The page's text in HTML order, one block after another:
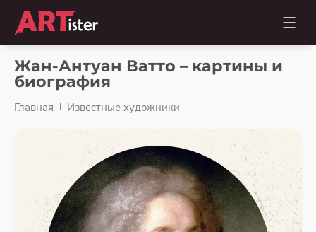
Жан-Антуан Ватто – картины и
биография
Главная Известные художники